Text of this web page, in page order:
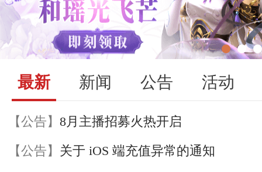
最新 新闻 公告 活动
【公告】 8月主播招募火热开启
【公告】 关于 iOS 端充值异常的通知